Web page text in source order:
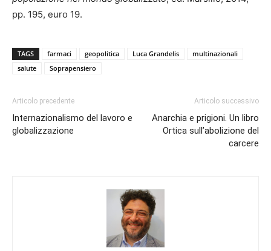
pp. 195, euro 19.
TAGS farmaci geopolitica Luca Grandelis
multinazionali
salute
Soprapensiero
Articolo precedente
Internazionalismo del lavoro e
globalizzazione
Articolo successivo
Anarchia e prigioni. Un libro
Ortica sull’abolizione del
carcere